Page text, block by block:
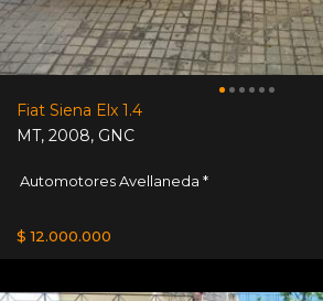
Fiat Siena Elx 1.4
MT, 2008, GNC
Automotores Avellaneda *
$ 12.000.000